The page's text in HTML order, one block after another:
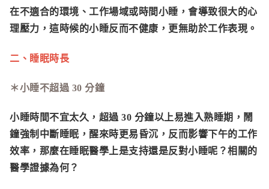
在不適合的環境、工作場域或時間小睡，會導致很大的心
理壓力，這時候的小睡反而不健康，更無助於工作表現。
二、睡眠時長
＊小睡不超過 30 分鐘
小睡時間不宜太久，超過 30 分鐘以上易進入熟睡期，鬧
鐘強制中斷睡眠，醒來時更易昏沉，反而影響下午的工作
效率，那麼在睡眠醫學上是支持還是反對小睡呢？相關的
醫學證據為何？